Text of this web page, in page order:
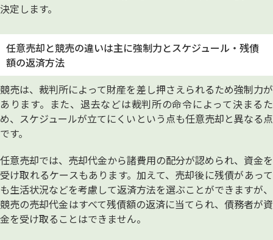
決定します。
任意売却と競売の違いは主に強制力とスケジュール・残債
額の返済方法
競売は、裁判所によって財産を差し押さえられるため強制力が
あります。また、退去などは裁判所の命令によって決まるた
め、スケジュールが立てにくいという点も任意売却と異なる点
です。
任意売却では、売却代金から諸費用の配分が認められ、資金を
受け取れるケースもあります。加えて、売却後に残債があって
も生活状況などを考慮して返済方法を選ぶことができますが、
競売の売却代金はすべて残債額の返済に当てられ、債務者が資
金を受け取ることはできません。